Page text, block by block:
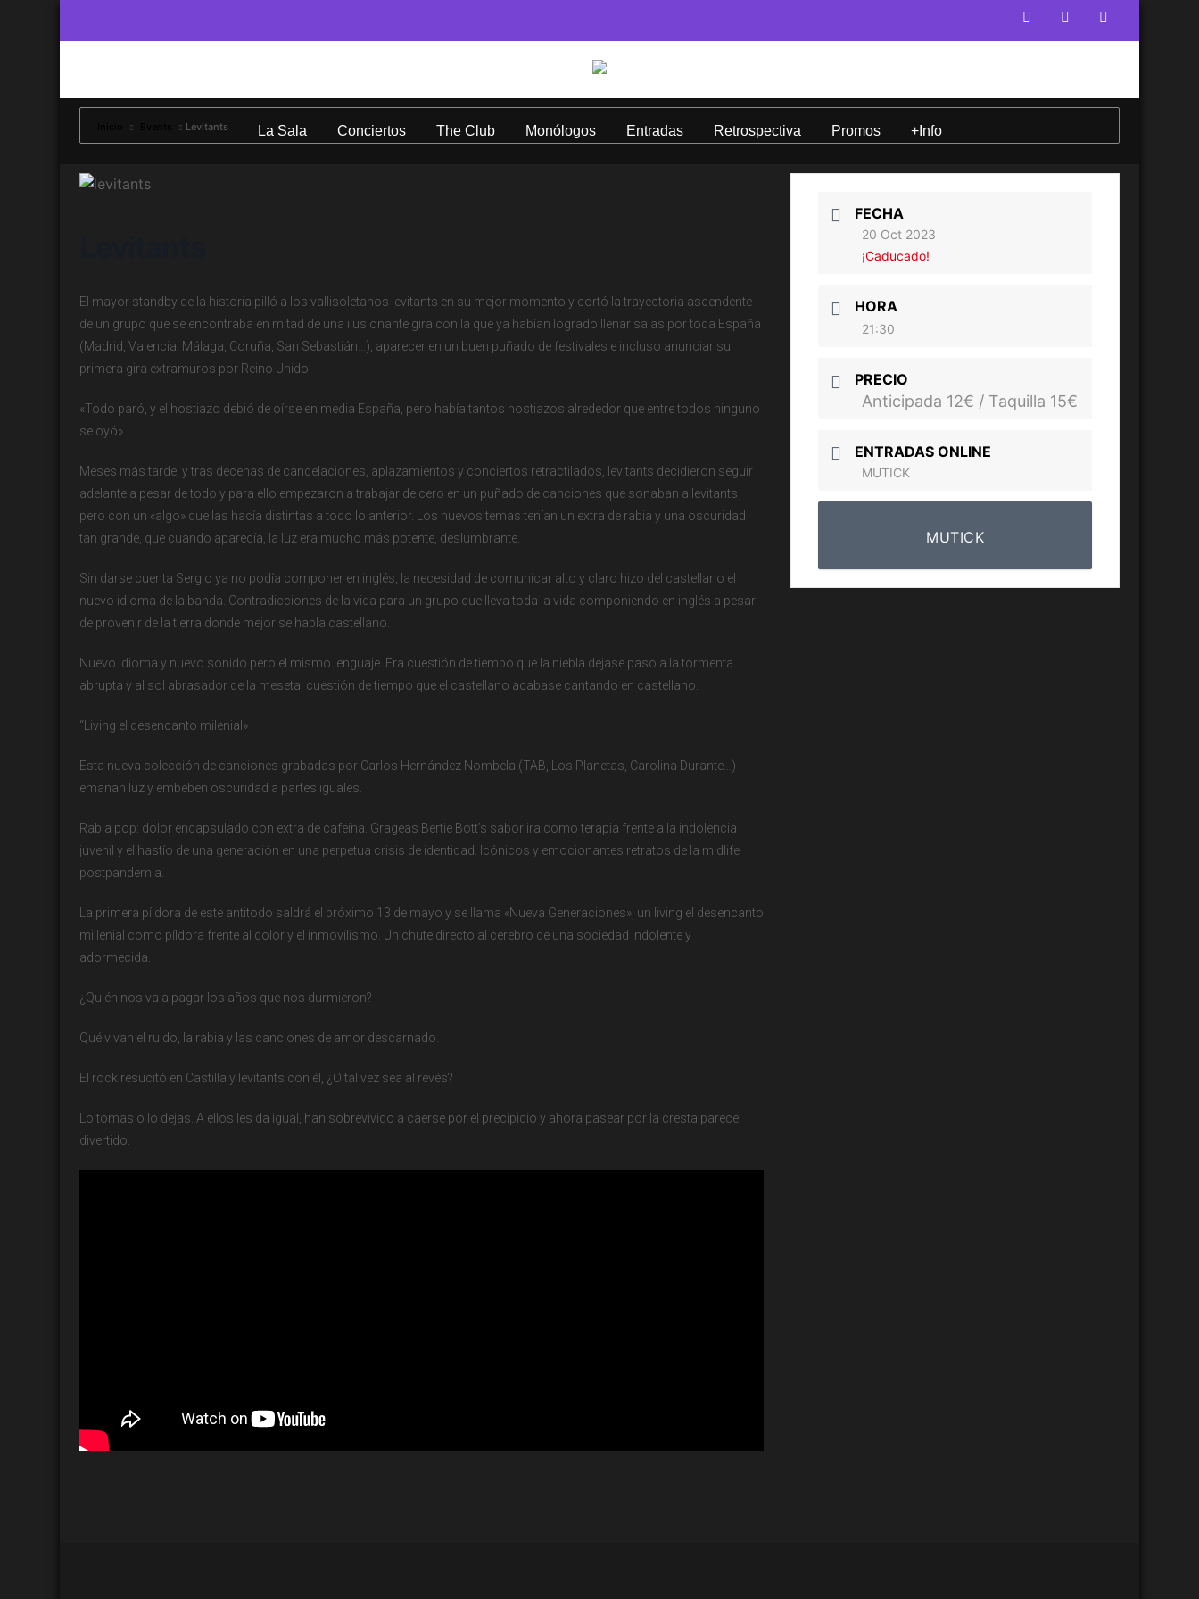
La Sala Conciertos The Club Monólogos Entradas Retrospectiva Promos +Info
Levitants
El mayor standby de la historia pilló a los vallisoletanos levitants en su mejor momento y cortó la trayectoria ascendente
de un grupo que se encontraba en mitad de una ilusionante gira con la que ya habían logrado llenar salas por toda España
(Madrid, Valencia, Málaga, Coruña, San Sebastián…), aparecer en un buen puñado de festivales e incluso anunciar su
primera gira extramuros por Reino Unido.
«Todo paró, y el hostiazo debió de oírse en media España, pero había tantos hostiazos alrededor que entre todos ninguno
se oyó»
Meses más tarde, y tras decenas de cancelaciones, aplazamientos y conciertos retractilados, levitants decidieron seguir
adelante a pesar de todo y para ello empezaron a trabajar de cero en un puñado de canciones que sonaban a levitants
pero con un «algo» que las hacía distintas a todo lo anterior. Los nuevos temas tenían un extra de rabia y una oscuridad
tan grande, que cuando aparecía, la luz era mucho más potente, deslumbrante.
Sin darse cuenta Sergio ya no podía componer en inglés, la necesidad de comunicar alto y claro hizo del castellano el
nuevo idioma de la banda. Contradicciones de la vida para un grupo que lleva toda la vida componiendo en inglés a pesar
de provenir de la tierra donde mejor se habla castellano.
Nuevo idioma y nuevo sonido pero el mismo lenguaje. Era cuestión de tiempo que la niebla dejase paso a la tormenta
abrupta y al sol abrasador de la meseta, cuestión de tiempo que el castellano acabase cantando en castellano.
“Living el desencanto milenial»
Esta nueva colección de canciones grabadas por Carlos Hernández Nombela (TAB, Los Planetas, Carolina Durante…)
emanan luz y embeben oscuridad a partes iguales.
Rabia pop: dolor encapsulado con extra de cafeína. Grageas Bertie Bott’s sabor ira como terapia frente a la indolencia
juvenil y el hastío de una generación en una perpetua crisis de identidad. Icónicos y emocionantes retratos de la midlife
postpandemia.
La primera píldora de este antitodo saldrá el próximo 13 de mayo y se llama «Nueva Generaciones», un living el desencanto
millenial como píldora frente al dolor y el inmovilismo. Un chute directo al cerebro de una sociedad indolente y
adormecida.
¿Quién nos va a pagar los años que nos durmieron?
Qué vivan el ruido, la rabia y las canciones de amor descarnado.
El rock resucitó en Castilla y levitants con él, ¿O tal vez sea al revés?
Lo tomas o lo dejas. A ellos les da igual, han sobrevivido a caerse por el precipicio y ahora pasear por la cresta parece
divertido.
FECHA
20 Oct 2023
¡Caducado!
HORA
21:30
PRECIO
Anticipada 12€ / Taquilla 15€
ENTRADAS ONLINE
MUTICK
MUTICK